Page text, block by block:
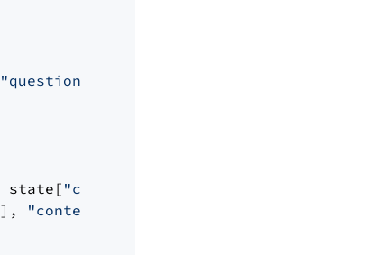
"question"
state[ "context"
], "context"